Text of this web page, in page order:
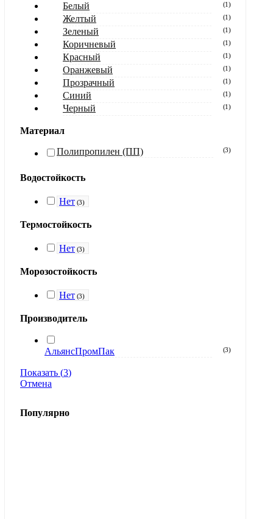
Белый
(1)
Желтый (1)
Зеленый (1)
Коричневый (1)
Красный (1)
Оранжевый (1)
Прозрачный (1)
Синий (1)
Черный (1)
Материал
Полипропилен (ПП)
(3)
Водостойкость
Нет (3)
Термостойкость
Нет (3)
Морозостойкость
Нет (3)
Производитель
АльянсПромПак (3)
Показать (3)
Отмена
Популярно